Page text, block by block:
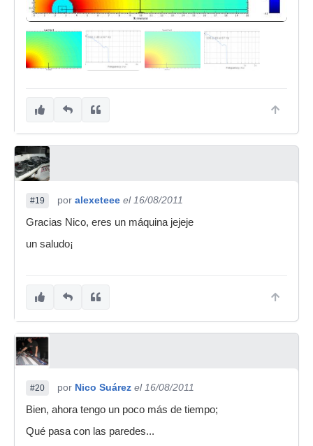
#19 por alexeteee el 16/08/2011
Gracias Nico, eres un máquina jejeje
un saludo¡
#20 por Nico Suárez el 16/08/2011
Bien, ahora tengo un poco más de tiempo;
Qué pasa con las paredes...